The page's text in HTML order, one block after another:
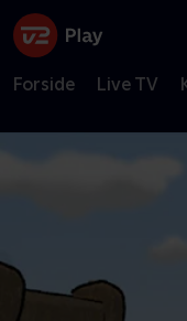
Forside Live TV